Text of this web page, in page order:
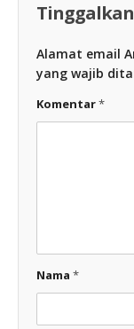
Alamat email
yang wajib
Komentar*
Nama *